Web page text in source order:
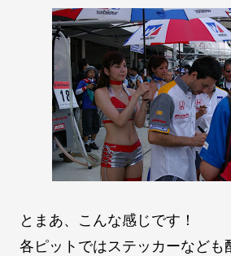
とまあ、こんな感じです！
各ピットではステッカーなども